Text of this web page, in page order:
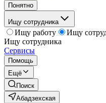
Понятно
Ищу сотрудника
Ищу работу
Ищу
Ищу сотрудника
Сервисы
Помощь
Ещё
Поиск
Абадзехская